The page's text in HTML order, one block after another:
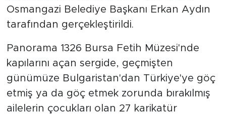
Osmangazi Belediye Başkanı Erkan Aydın
tarafından gerçekleştirildi.
Panorama 1326 Bursa Fetih Müzesi'nde
kapılarını açan sergide, geçmişten
günümüze Bulgaristan'dan Türkiye'ye göç
etmiş ya da göç etmek zorunda bırakılmış
ailelerin çocukları olan 27 karikatür